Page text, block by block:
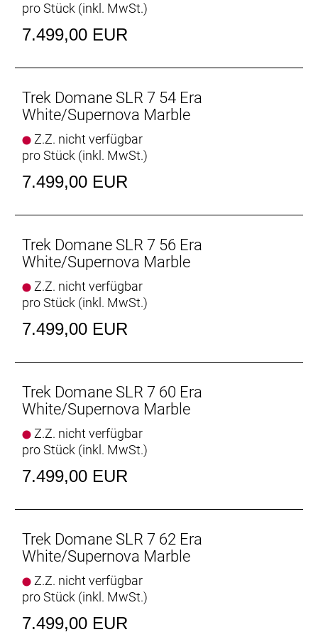
Zugführung, 3S-Kettenführung, Schutzblechösen,
Flat Mount-Scheibenbremsaufnahme, 142 x12 mm
Steckachse
Rahmenmaterial: Carbon
Gangschaltung: Shimano Ultegra R8150 Di2, max.
34 Z. an größtem Ritzel
Anzahl Gänge: 1
Shimano Ultegra R8170 Di2, 12fach
Hinterradbremse: Shimano CL800, Center Lock
Scheibenaufnahme, 160 mm
Max. Bremsscheibendu
Vorderradbremse: Shimano CL800, Center Lock
Reifen: Bontrager Kwaremont RSL TLR, Tubeless-
Ready, faltbarer Wulstkern, Race Dual-Compound,
320 TPI, 700 x 32 mm
Gabel: Domane SLR, Carbon, konischer
Carbongabelschaft, interne Bremszugführung,
12 x 100 mm-Steckachse
Schaltwerk vorne: Shimano Ultegra R8150 Di2,
Anlötversion, Down Swing
Schaltwerk hinten: Shimano Ultegra R8150 Di2,
max. 34 Z. an größtem Ritzel
pro Stück (inkl. MwSt.)
7.499,00 EUR
Trek Domane SLR 7 54 Era
White/Supernova Marble
Z.Z. nicht verfügbar
pro Stück (inkl. MwSt.)
7.499,00 EUR
Trek Domane SLR 7 56 Era
White/Supernova Marble
Z.Z. nicht verfügbar
pro Stück (inkl. MwSt.)
7.499,00 EUR
Trek Domane SLR 7 60 Era
White/Supernova Marble
Z.Z. nicht verfügbar
pro Stück (inkl. MwSt.)
7.499,00 EUR
Trek Domane SLR 7 62 Era
White/Supernova Marble
Z.Z. nicht verfügbar
pro Stück (inkl. MwSt.)
7.499,00 EUR